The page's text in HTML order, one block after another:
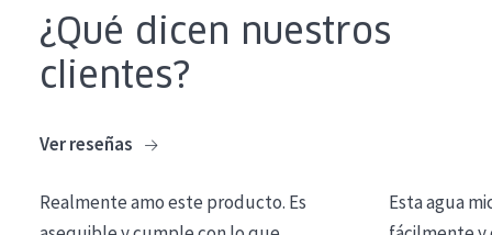
Crema de día
Crema de noche
Limpieza
¿Qué dicen nuestros
clientes?
Ver reseñas
Realmente amo este producto. Es
Esta agua